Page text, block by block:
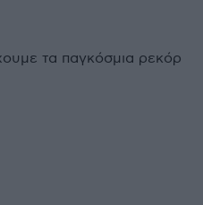
τα παγκόσμια ρεκόρ